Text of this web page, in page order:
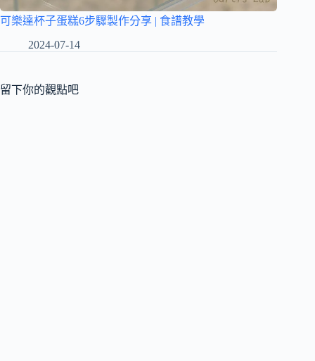
可樂達杯子蛋糕6步驟製作分享 | 食譜教學
2024-07-14
留下你的觀點吧